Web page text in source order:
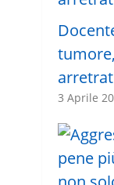
3 Aprile